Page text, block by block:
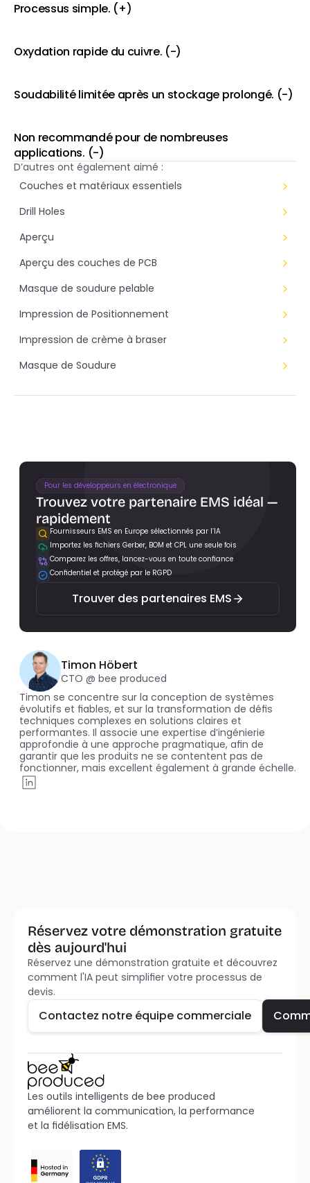
Processus simple. (+)
Oxydation rapide du cuivre. (-)
Soudabilité limitée après un stockage prolongé. (-)
Non recommandé pour de nombreuses
applications. (-)
D’autres ont également aimé :
Couches et matériaux essentiels
Drill Holes
Aperçu
Aperçu des couches de PCB
Masque de soudure pelable
Impression de Positionnement
Impression de crème à braser
Masque de Soudure
Timon Höbert
CTO @ bee produced
Timon se concentre sur la conception de systèmes
évolutifs et fiables, et sur la transformation de défis
techniques complexes en solutions claires et
performantes. Il associe une expertise d’ingénierie
approfondie à une approche pragmatique, afin de
garantir que les produits ne se contentent pas de
fonctionner, mais excellent également à grande échelle.
Pour les développeurs en électronique
Trouvez votre partenaire EMS idéal —
rapidement
Fournisseurs EMS en Europe sélectionnés par l’IA
Importez les fichiers Gerber, BOM et CPL une seule fois
Comparez les offres, lancez-vous en toute confiance
Confidentiel et protégé par le RGPD
Trouver des partenaires EMS
Trouver des partenaires EMS
Réservez votre démonstration gratuite
dès aujourd'hui
Réservez une démonstration gratuite et découvrez
comment l'IA peut simplifier votre processus de
devis.
Contactez notre équipe commerciale
Contactez notre équipe commerciale
Les outils intelligents de bee produced
améliorent la communication, la performance
et la fidélisation EMS.